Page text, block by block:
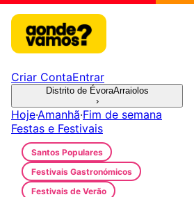
Criar ContaEntrar
Distrito de ÉvoraArraiolos
›
Hoje·Amanhã·Fim de semana
Festas e Festivais
Santos Populares
Festivais Gastronómicos
Festivais de Verão